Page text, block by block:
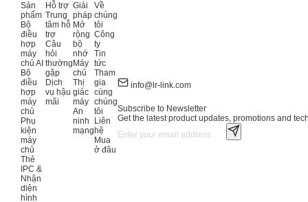
Sản
phẩm
Bộ
điều
hợp
máy
chủ AI
Bộ
điều
hợp
máy
chủ
Phụ
kiện
máy
chủ
Thẻ
IPC &
Nhận
diện
hình
Hỗ trợ
Trung
tâm hỗ
trợ
Câu
hỏi
thường
gặp
Dịch
vụ hậu
mãi
Giải
pháp
Mở
rộng
bộ
nhớ
Máy
chủ
Thị
giác
máy
An
ninh
mạng
Về
chúng
tôi
Công
ty
Tin
tức
Tham
gia
cùng
chúng
tôi
Liên
hệ
Mua
ở đâu
info@lr-link.com
Subscribe to Newsletter
Get the latest product updates, promotions and